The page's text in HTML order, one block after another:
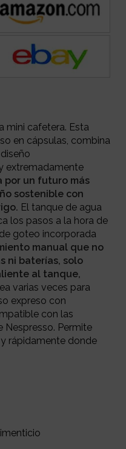
mini cafetera. Esta
en cápsulas, combina
extremadamente
por un futuro más
sostenible con
El tanque de agua
los pasos a la hora de
goteo incorporada
manual que no
ni baterías, solo
al tanque,
varias veces para
expreso con
con las
Nespresso. Permite
rápidamente donde